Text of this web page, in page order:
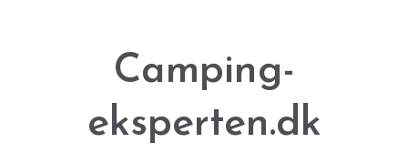
Camping-
eksperten.dk